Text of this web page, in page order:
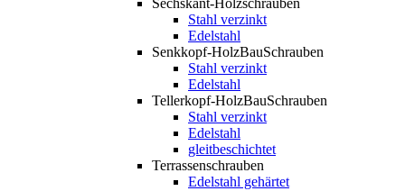
Sechskant-Holzschrauben
Stahl verzinkt
Edelstahl
Senkkopf-HolzBauSchrauben
Stahl verzinkt
Edelstahl
Tellerkopf-HolzBauSchrauben
Stahl verzinkt
Edelstahl
gleitbeschichtet
Terrassenschrauben
Edelstahl gehärtet